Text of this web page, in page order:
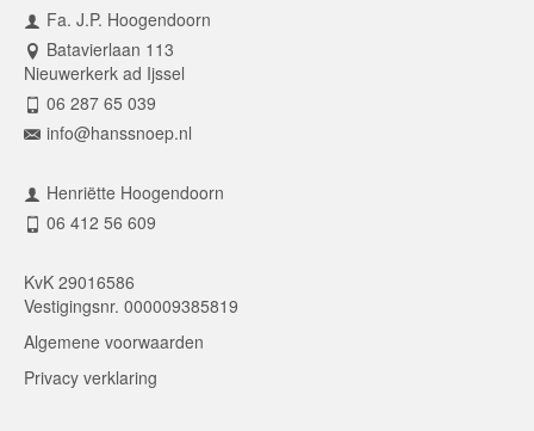
Fa. J.P. Hoogendoorn
Batavierlaan 113
Nieuwerkerk ad Ijssel
06 287 65 039
info@hanssnoep.nl
Henriëtte Hoogendoorn
06 412 56 609
KvK 29016586
Vestigingsnr. 000009385819
Algemene voorwaarden
Privacy verklaring